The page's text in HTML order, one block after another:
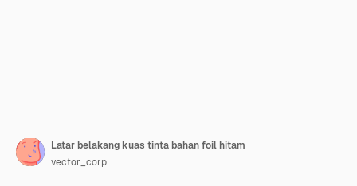
Latar belakang kuas tinta bahan foil hitam
vector_corp